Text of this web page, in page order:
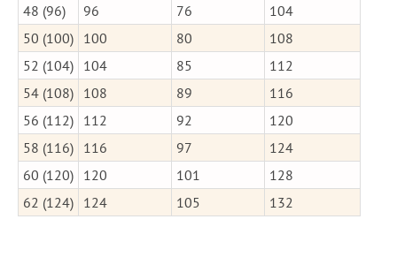
48 (96)
96 76
104
50 (100) 100 80
108
52 (104) 104 85
112
54 (108) 108 89
116
56 (112) 112 92
120
58 (116) 116 97
124
60 (120) 120 101
128
62 (124) 124 105 132